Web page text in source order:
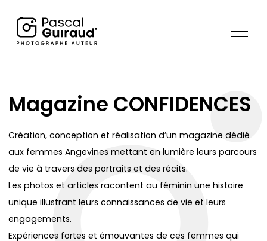
Magazine CONFIDENCES
Création, conception et réalisation d’un magazine dédié
aux femmes Angevines mettant en lumière leurs parcours
de vie à travers des portraits et des récits.
Les photos et articles racontent au féminin une histoire
unique illustrant leurs connaissances de vie et leurs
engagements.
Expériences fortes et émouvantes de ces femmes qui